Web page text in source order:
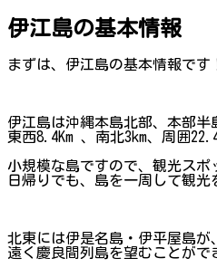
伊江島の基本情報
まずは、伊江島の基本情報です
伊江島は沖縄本島北部、本部半
東西8.4Km 、南北3km、周囲
小規模な島ですので、観光スポ
日帰りでも、島を一周して観光
北東には伊是名島・伊平屋島が
遠く慶良間列島を望むことがで